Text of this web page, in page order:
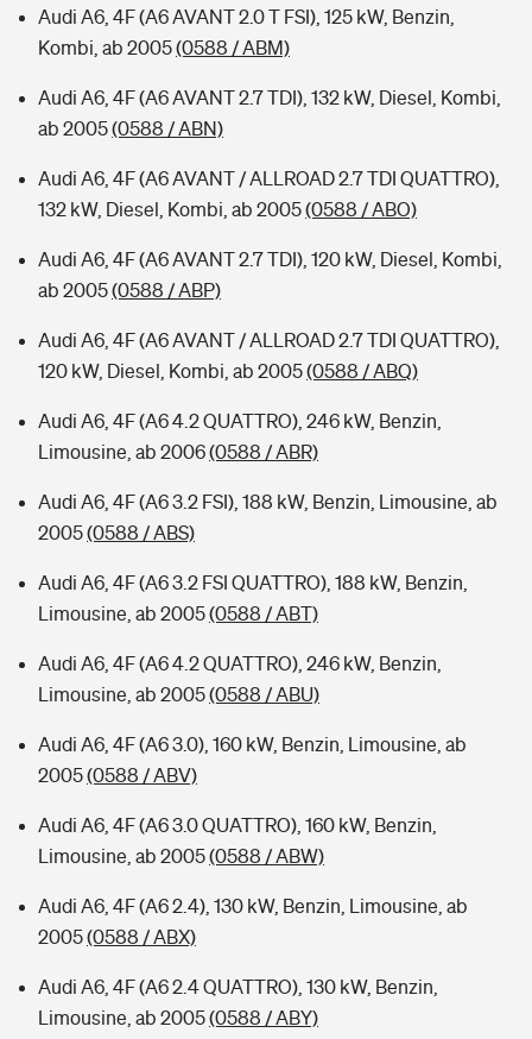
Audi A6, 4F (A6 AVANT 2.0 T FSI), 125 kW, Benzin,
Kombi, ab 2005(0588 / ABM)
Audi A6, 4F (A6 AVANT 2.7 TDI), 132 kW, Diesel, Kombi,
ab 2005(0588 / ABN)
Audi A6, 4F (A6 AVANT / ALLROAD 2.7 TDI QUATTRO),
132 kW, Diesel, Kombi, ab 2005(0588 / ABO)
Audi A6, 4F (A6 AVANT 2.7 TDI), 120 kW, Diesel, Kombi,
ab 2005(0588 / ABP)
Audi A6, 4F (A6 AVANT / ALLROAD 2.7 TDI QUATTRO),
120 kW, Diesel, Kombi, ab 2005(0588 / ABQ)
Audi A6, 4F (A6 4.2 QUATTRO), 246 kW, Benzin,
Limousine, ab 2006(0588 / ABR)
Audi A6, 4F (A6 3.2 FSI), 188 kW, Benzin, Limousine, ab
2005(0588 / ABS)
Audi A6, 4F (A6 3.2 FSI QUATTRO), 188 kW, Benzin,
Limousine, ab 2005(0588 / ABT)
Audi A6, 4F (A6 4.2 QUATTRO), 246 kW, Benzin,
Limousine, ab 2005(0588 / ABU)
Audi A6, 4F (A6 3.0), 160 kW, Benzin, Limousine, ab
2005(0588 / ABV)
Audi A6, 4F (A6 3.0 QUATTRO), 160 kW, Benzin,
Limousine, ab 2005(0588 / ABW)
Audi A6, 4F (A6 2.4), 130 kW, Benzin, Limousine, ab
2005(0588 / ABX)
Audi A6, 4F (A6 2.4 QUATTRO), 130 kW, Benzin,
Limousine, ab 2005(0588 / ABY)